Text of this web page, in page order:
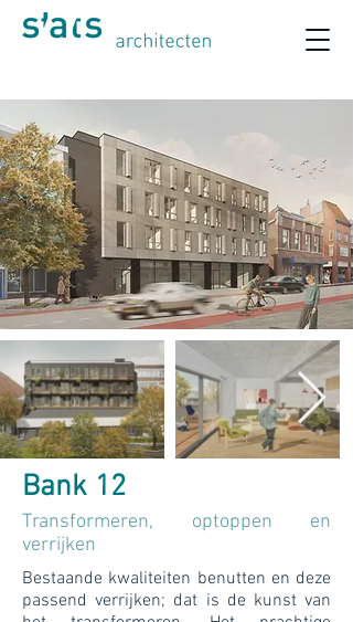
Bank 12
Transformeren, optoppen en
verrijken
Bestaande kwaliteiten benutten en deze
passend verrijken; dat is de kunst van